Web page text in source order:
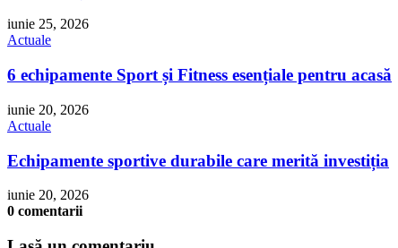
iunie 25, 2026
Actuale
6 echipamente Sport și Fitness esențiale pentru acasă
iunie 20, 2026
Actuale
Echipamente sportive durabile care merită investiția
iunie 20, 2026
0 comentarii